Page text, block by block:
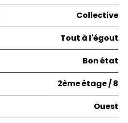
Collective
Tout à l'égout
Bon état
2ème étage / 8
Ouest